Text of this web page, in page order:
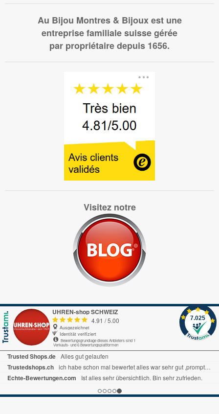
Au Bijou Montres & Bijoux est une
entreprise familiale suisse gérée
par propriétaire depuis 1656.
Visitez notre
UHREN-shop SCHWEIZ
4.91 /5.00
Ausgezeichnet
Identität verifiziert
Bewertungsgrundlage dieses Anbieters sind 1
Verkaufs- und 6 Bewertungsplattformen
7.025
Echte-Bewertungen.com Lieferung kam sehr schnell.
Echte-Bewertungen.com aaaaaa
Trustedshops.ch Rasche und zuverlässige Lieferung.